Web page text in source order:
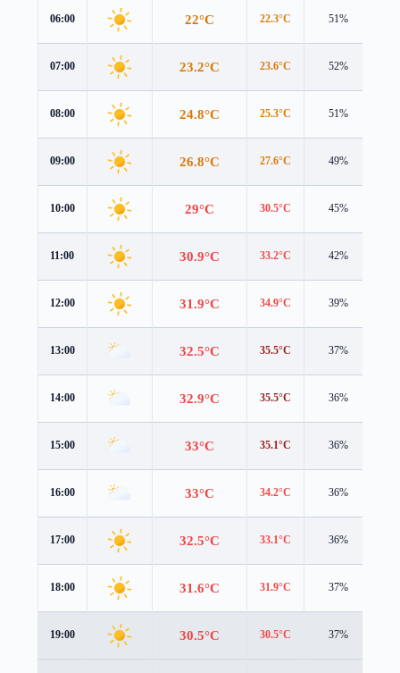
06:00 22°C 22.3°C 51%
07:00 23.2°C 23.6°C 52%
08:00 24.8°C 25.3°C 51%
09:00 26.8°C 27.6°C 49%
10:00 29°C 30.5°C 45%
11:00 30.9°C 33.2°C 42%
12:00 31.9°C 34.9°C 39%
13:00 32.5°C 35.5°C 37%
14:00 32.9°C 35.5°C 36%
15:00 33°C 35.1°C 36%
16:00 33°C 34.2°C 36%
17:00 32.5°C 33.1°C 36%
18:00 31.6°C 31.9°C 37%
19:00 30.5°C 30.5°C 37%